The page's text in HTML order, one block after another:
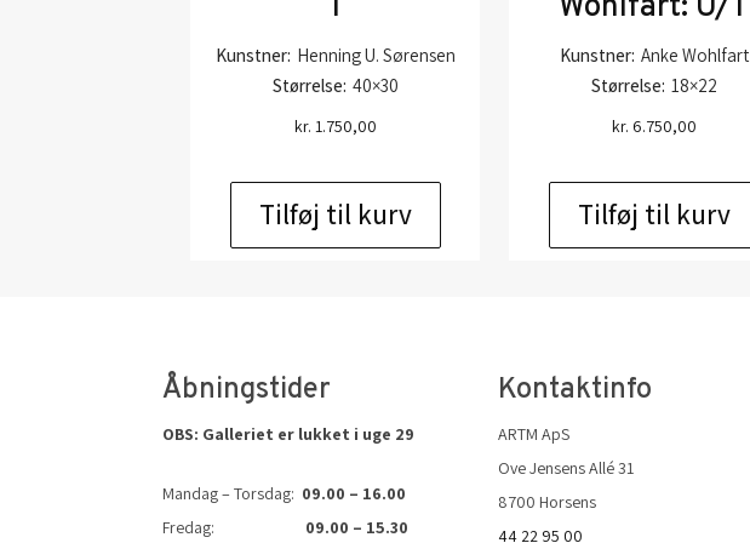
Kunstner: Henning U. Sørensen
Størrelse: 40×30
kr. 1.750,00
Tilføj til kurv
Kunstner: Anke Wohlfart
Størrelse: 18×22
kr. 6.750,00
Tilføj til kurv
Åbningstider
OBS: Galleriet er lukket i uge 29
Mandag – Torsdag: 09.00 – 16.00
Fredag: 09.00 – 15.30
Kontaktinfo
ARTM ApS
Ove Jensens Allé 31
8700 Horsens
44 22 95 00